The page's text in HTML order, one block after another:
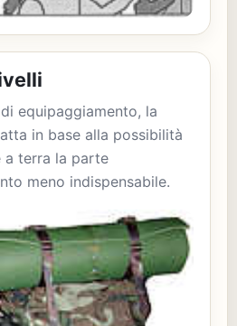
equipaggiamento, la
in base alla possibilità
a terra la parte
meno indispensabile.